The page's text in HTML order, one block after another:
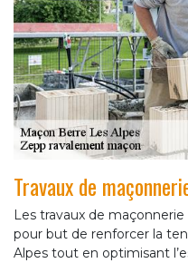
Travaux de
Les travaux de
pour but de renforcer la
Alpes tout en optimisant